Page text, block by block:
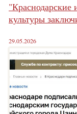
"Краснодарские
культуры
29.05.2026